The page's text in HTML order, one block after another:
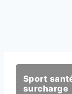
Sport
surcharge